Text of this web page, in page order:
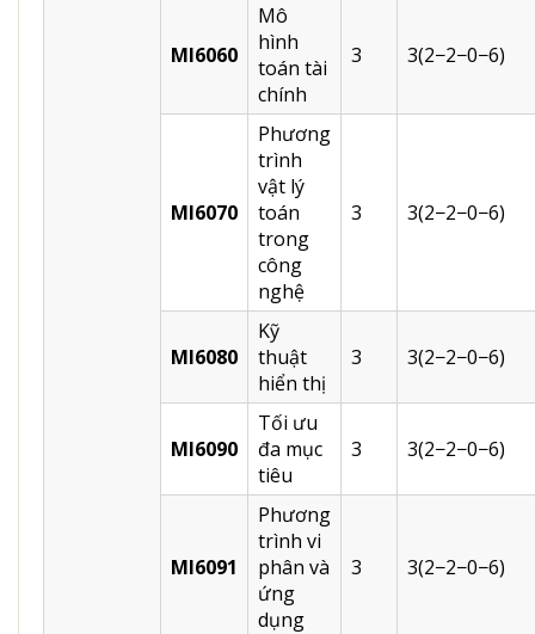
MI6060
Mô
hình
toán tài
chính
3 3(2−2−0−6)
MI6070
Phương
trình
vật lý
toán
trong
công
nghệ
3 3(2−2−0−6)
MI6080
Kỹ
thuật
hiển thị
3 3(2−2−0−6)
MI6090
Tối ưu
đa mục
tiêu
3 3(2−2−0−6)
MI6091
Phương
trình vi
phân và
ứng
dụng
3 3(2−2−0−6)